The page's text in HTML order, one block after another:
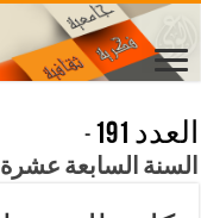
العدد 191
-
السنة السابعة عشرة – ذو الحجة